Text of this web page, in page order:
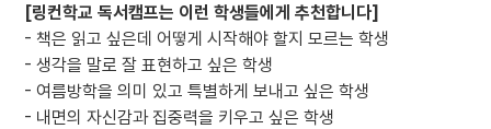
[링컨학교 독서캠프는 이런 학생들에게 추천합니다]
- 책은 읽고 싶은데 어떻게 시작해야 할지 모르는 학생
- 생각을 말로 잘 표현하고 싶은 학생
- 여름방학을 의미 있고 특별하게 보내고 싶은 학생
- 내면의 자신감과 집중력을 키우고 싶은 학생